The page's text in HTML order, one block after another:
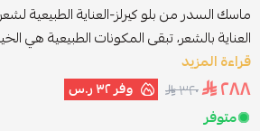
ماسك السدر من بلو كيرلز-العناية الطبيعية
العناية بالشعر، تبقى المكونات الطبيعية هي
قراءة المزيد
٢٨٨ ٣٢٠ وفر٣٢ ر.س
متوفر